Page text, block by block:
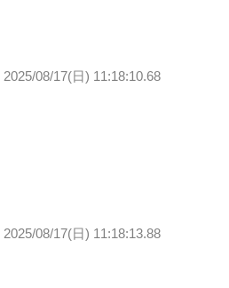
2025/08/17(日) 11:18:10.68
2025/08/17(日) 11:18:13.88